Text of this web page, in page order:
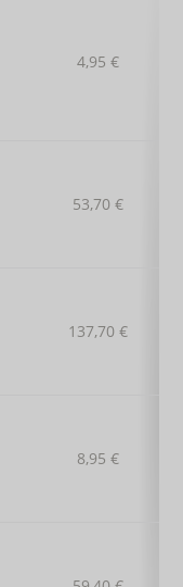
4,95 €
53,70 €
137,70 €
8,95 €